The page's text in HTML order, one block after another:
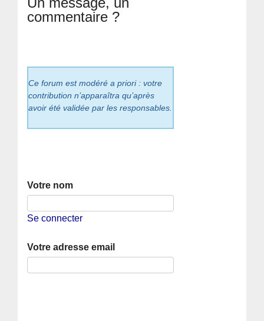
commentaire ?
Ce forum est modéré a priori : votre
contribution n’apparaîtra qu’après
avoir été validée par les responsables.
Votre nom
Se connecter
Votre adresse email